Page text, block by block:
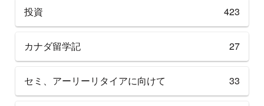
投資 423
カナダ留学記 27
セミ、アーリーリタイアに向けて 33